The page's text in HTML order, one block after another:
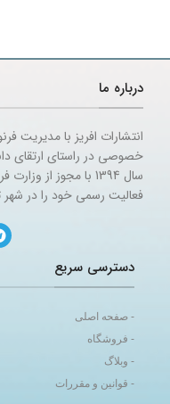
درباره ما
انتشارات افریز با مدیریت
خصوصی در راستای ارتقای
فعالیت رسمی خود را در شهر
دسترسی سریع
- صفحه اصلی
- فروشگاه
- وبلاگ
- قوانین و مقررات